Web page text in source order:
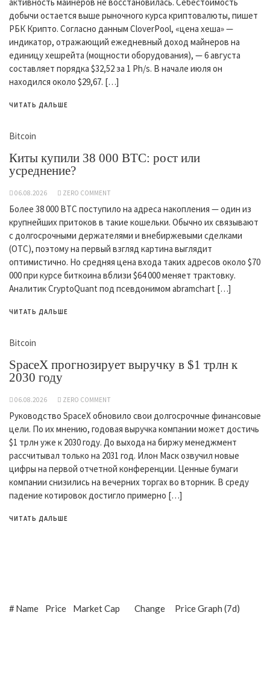
добычи остается выше рыночного курса криптовалюты, пишет
РБК Крипто. Согласно данным CloverPool, «цена хеша» —
индикатор, отражающий ежедневный доход майнеров на
единицу хешрейта (мощности оборудования), — 6 августа
составляет порядка $32,52 за 1 Ph/s. В начале июля он
находился около $29,67. […]
ЧИТАТЬ ДАЛЬШЕ
Bitcoin
Киты купили 38 000 BTC: рост или
усреднение?
06.08.2026 ZERO COMMENT
Более 38 000 BTC поступило на адреса накопления — один из
крупнейших притоков в такие кошельки. Обычно их связывают
с долгосрочными держателями и внебиржевыми сделками
(OTC), поэтому на первый взгляд картина выглядит
оптимистично. Но средняя цена входа таких адресов около $70
000 при курсе биткоина вблизи $64 000 меняет трактовку.
Аналитик CryptoQuant под псевдонимом abramchart […]
ЧИТАТЬ ДАЛЬШЕ
Bitcoin
SpaceX прогнозирует выручку в $1 трлн к
2030 году
06.08.2026 ZERO COMMENT
Руководство SpaceX обновило свои долгосрочные финансовые
цели. По их мнению, годовая выручка компании может достичь
$1 трлн уже к 2030 году. До выхода на биржу менеджмент
рассчитывал только на 2031 год. Илон Маск озвучил новые
цифры на первой отчетной конференции. Ценные бумаги
компании снизились на вечерних торгах во вторник. В среду
падение котировок достигло примерно […]
ЧИТАТЬ ДАЛЬШЕ
#Name Price Market Cap Change Price Graph (7d)